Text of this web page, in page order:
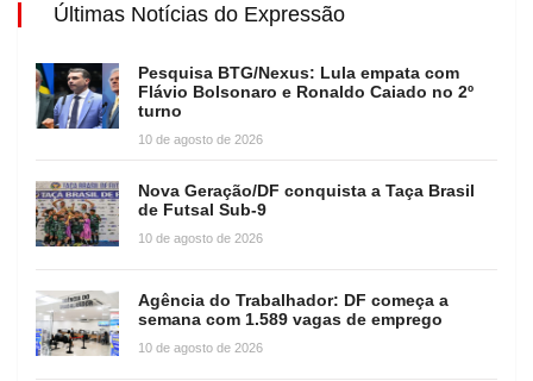
Últimas Notícias do Expressão
Pesquisa BTG/Nexus: Lula empata com
Flávio Bolsonaro e Ronaldo Caiado no 2º
turno
10 de agosto de 2026
Nova Geração/DF conquista a Taça Brasil
de Futsal Sub-9
10 de agosto de 2026
Agência do Trabalhador: DF começa a
semana com 1.589 vagas de emprego
10 de agosto de 2026